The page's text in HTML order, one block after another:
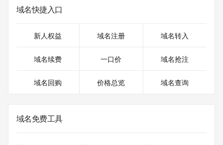
域名快捷入口
新人权益 域名注册 域名转入
域名续费 一口价 域名抢注
域名回购 价格总览 域名查询
域名免费工具